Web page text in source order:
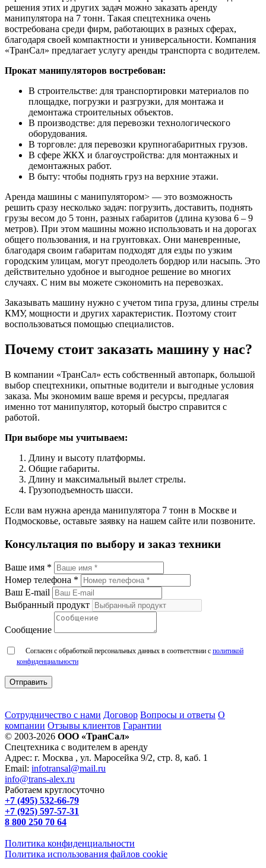
решения этих и других задач можно заказать аренду
манипулятора на 7 тонн. Такая спецтехника очень
востребована среди фирм, работающих в разных сферах,
благодаря своей компактности и универсальности. Компания
«ТранСал» предлагает услугу аренды транспорта с водителем.
Прокат манипуляторов востребован:
В строительстве: для транспортировки материалов по
площадке, погрузки и разгрузки, для монтажа и
демонтажа строительных объектов.
В производстве: для перевозки технологического
оборудования.
В торговле: для перевозки крупногабаритных грузов.
В сфере ЖКХ и благоустройства: для монтажных и
демонтажных работ.
В быту: чтобы поднять груз на верхние этажи.
Аренда машины с манипулятором> — это возможность
решить сразу несколько задач: погрузить, доставить, поднять
грузы весом до 5 тонн, разных габаритов (длина кузова 6 – 9
метров). При этом машины можно использовать и на дорогах
общего пользования, и на грунтовках. Они маневренные,
благодаря своим габаритам подходят для езды по узким
городским улицам, могут преодолеть бордюр или насыпь. Это
действительно удобное и выгодное решение во многих
случаях. С ним вы можете сэкономить на перевозках.
Заказывать машину нужно с учетом типа груза, длины стрелы
КМУ, мощности и других характеристик. Поэтому стоит
воспользоваться помощью специалистов.
Почему стоит заказать машину у нас?
В компании «ТранСал» есть собственный автопарк, большой
выбор спецтехники, опытные водители и выгодные условия
заказа. Мы экономим ваше время и ресурсы, предлагая
именно тот манипулятор, который быстро справится с
работой.
При выборе мы учитываем:
Длину и высоту платформы.
Общие габариты.
Длину и максимальный вылет стрелы.
Грузоподъемность шасси.
Если вам нужна аренда манипулятора 7 тонн в Москве и
Подмосковье, оставьте заявку на нашем сайте или позвоните.
Консультация по выбору и заказ техники
Ваше имя *
Номер телефона *
Ваш E-mail
Выбранный продукт
Сообщение
Согласен с обработкой персональных данных в соответствии с политикой
конфиденциальности
Сотрудничество с нами Договор Вопросы и ответы О
компании Отзывы клиентов Гарантии
© 2003-2026 ООО «ТранСал»
Спецтехника с водителем в аренду
Адрес: г. Москва , ул. Маросейка 9/2, стр. 8, каб. 1
Email: infotransal@mail.ru
info@trans-alex.ru
Работаем круглосуточно
+7 (495) 532-66-79
+7 (925) 597-57-31
8 800 250 70 64
Политика конфиденциальности
Политика использования файлов cookie